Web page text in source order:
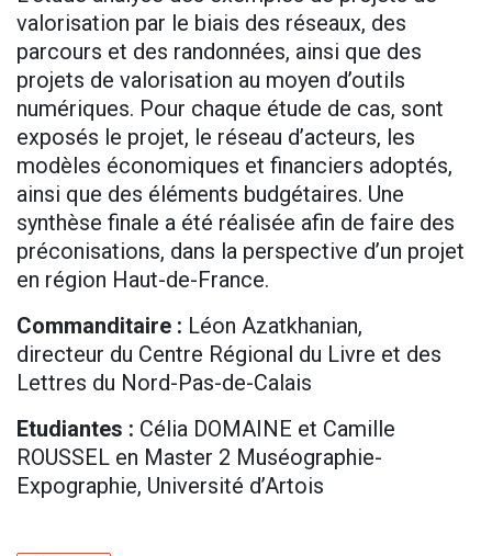
valorisation par le biais des réseaux, des
parcours et des randonnées, ainsi que des
projets de valorisation au moyen d’outils
numériques. Pour chaque étude de cas, sont
exposés le projet, le réseau d’acteurs, les
modèles économiques et financiers adoptés,
ainsi que des éléments budgétaires. Une
synthèse finale a été réalisée afin de faire des
préconisations, dans la perspective d’un projet
en région Haut-de-France.
Commanditaire : Léon Azatkhanian,
directeur du Centre Régional du Livre et des
Lettres du Nord-Pas-de-Calais
Etudiantes : Célia DOMAINE et Camille
ROUSSEL en Master 2 Muséographie-
Expographie, Université d’Artois